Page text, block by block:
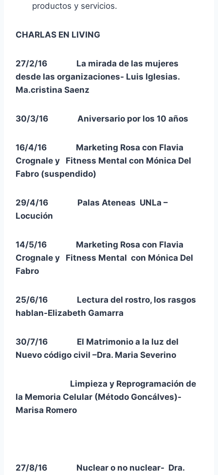
productos y servicios.
CHARLAS EN LIVING
27/2/16 La mirada de las mujeres
desde las organizaciones- Luis Iglesias.
Ma.cristina Saenz
30/3/16 Aniversario por los 10 años
16/4/16 Marketing Rosa con Flavia
Crognale y Fitness Mental con Mónica Del
Fabro (suspendido)
29/4/16 Palas Ateneas UNLa –
Locución
14/5/16 Marketing Rosa con Flavia
Crognale y Fitness Mental con Mónica Del
Fabro
25/6/16 Lectura del rostro, los rasgos
hablan-Elizabeth Gamarra
30/7/16 El Matrimonio a la luz del
Nuevo código civil –Dra. Maria Severino
Limpieza y Reprogramación de
la Memoria Celular (Método Goncálves)-
Marisa Romero
27/8/16 Nuclear o no nuclear- Dra.